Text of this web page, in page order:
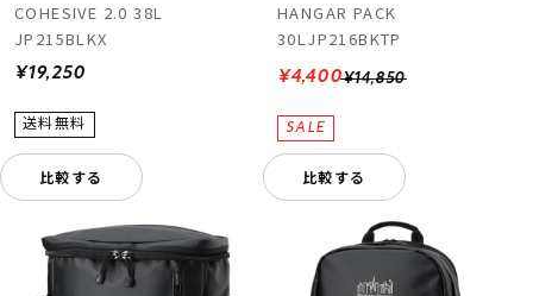
COHESIVE 2.0 38L
JP215BLKX
¥19,250
比較する
HANGAR PACK
30LJP216BKTP
¥14,850
¥4,400
比較する